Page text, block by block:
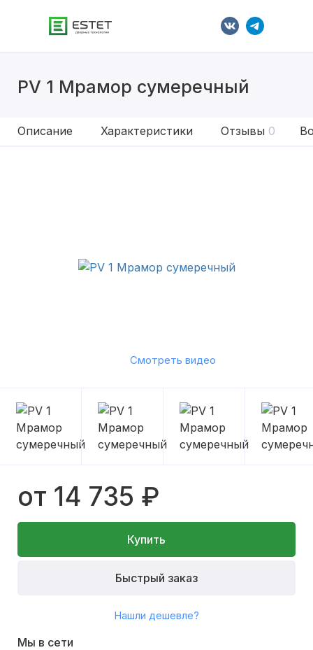
PV 1 Мрамор сумеречный
Описание Характеристики Отзывы 0
Смотреть видео
от 14 735 ₽
Купить
Быстрый заказ
Нашли дешевле?
Мы в сети